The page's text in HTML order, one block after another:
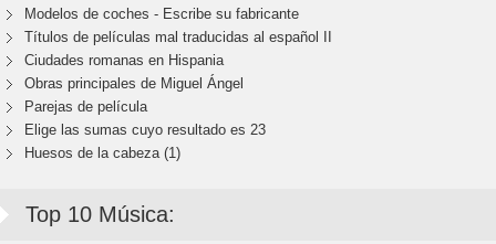
Modelos de coches - Escribe su fabricante
Títulos de películas mal traducidas al español II
Ciudades romanas en Hispania
Obras principales de Miguel Ángel
Parejas de película
Elige las sumas cuyo resultado es 23
Huesos de la cabeza (1)
Top 10 Música: